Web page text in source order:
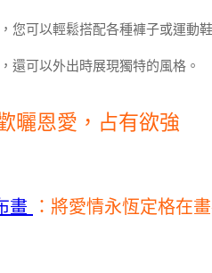
您可以輕鬆搭配各種褲子或運動
還可以外出時展現獨特的風格。
曬恩愛，占有欲強
畫 ：將愛情永恆定格在